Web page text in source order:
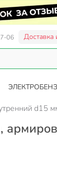
06 Доставка
d15